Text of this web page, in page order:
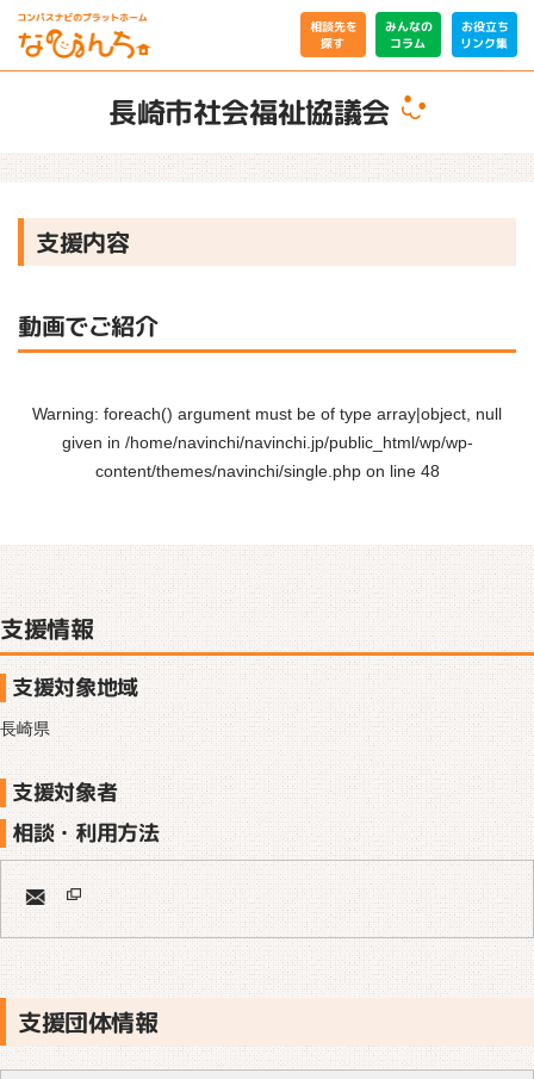
相談先を
探す
みんなの
コラム
お役立ち
リンク集
長崎市社会福祉協議会
支援内容
動画でご紹介
Warning: foreach() argument must be of type array|object, null
given in /home/navinchi/navinchi.jp/public_html/wp/wp-
content/themes/navinchi/single.phpon line 48
支援情報
支援対象地域
長崎県
支援対象者
相談・利用方法
支援団体情報